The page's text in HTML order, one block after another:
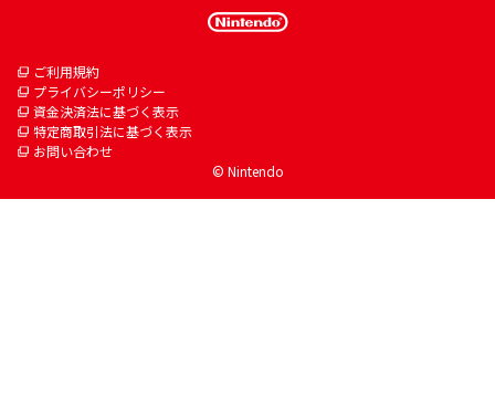
ご利用規約
プライバシーポリシー
資金決済法に基づく表示
特定商取引法に基づく表示
お問い合わせ
© Nintendo